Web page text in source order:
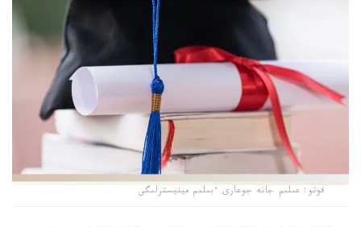
فوتو: عىلىم جانە جوعارى ءبىلىم مينيسترلىگى